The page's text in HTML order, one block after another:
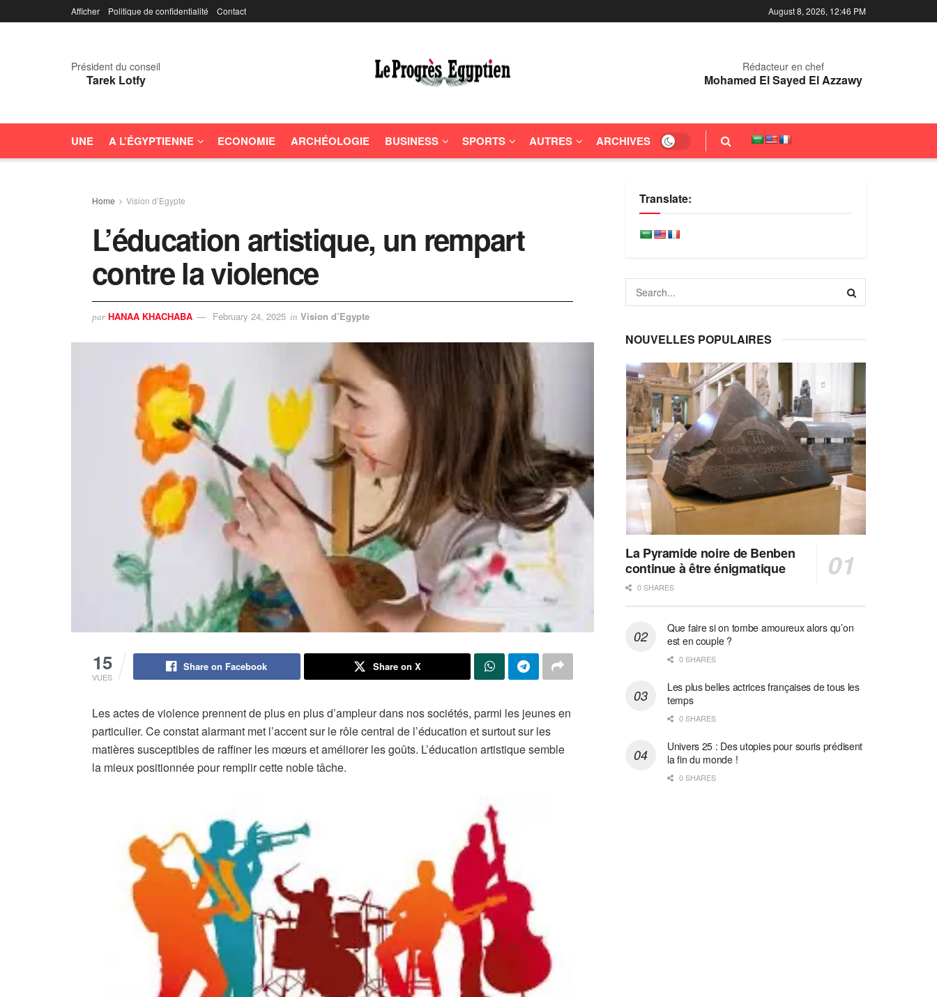
Afficher Politique de confidentialité Contact August 8, 2026, 12:46 PM
Président du conseil
Tarek Lotfy
Rédacteur en chef
Mohamed El Sayed El Azzawy
UNE A L’ÉGYPTIENNE ECONOMIE ARCHÉOLOGIE BUSINESS SPORTS AUTRES ARCHIVES
Home Vision d’Egypte
L’éducation artistique, un rempart
contre la violence
par HANAA KHACHABA February 24, 2025 in Vision d’Egypte
15
VUES
Share on Facebook Share on X
Les actes de violence prennent de plus en plus d’ampleur dans nos sociétés, parmi les jeunes en
particulier. Ce constat alarmant met l’accent sur le rôle central de l’éducation et surtout sur les
matières susceptibles de raffiner les mœurs et améliorer les goûts. L’éducation artistique semble
la mieux positionnée pour remplir cette noble tâche.
Translate:
NOUVELLES POPULAIRES
La Pyramide noire de Benben
continue à être énigmatique
0 SHARES
Que faire si on tombe amoureux alors qu’on
est en couple ?
0 SHARES
Les plus belles actrices françaises de tous les
temps
0 SHARES
Univers 25 : Des utopies pour souris prédisent
la fin du monde !
0 SHARES